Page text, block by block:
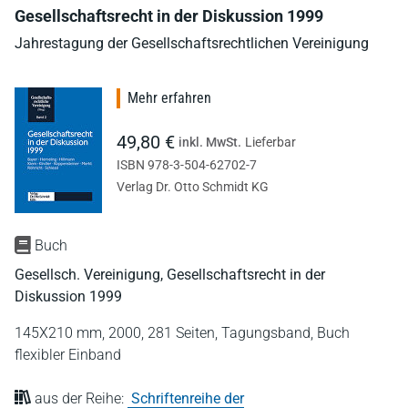
Gesellschaftsrecht in der Diskussion 1999
Jahrestagung der Gesellschaftsrechtlichen Vereinigung
Buch
Gesellsch. Vereinigung, Gesellschaftsrecht in der
Diskussion 1999
145X210 mm, 2000, 281 Seiten, Tagungsband, Buch
flexibler Einband
aus der Reihe: Schriftenreihe der
Mehr erfahren
49,80 € inkl. MwSt. Lieferbar
ISBN 978-3-504-62702-7
Verlag Dr. Otto Schmidt KG